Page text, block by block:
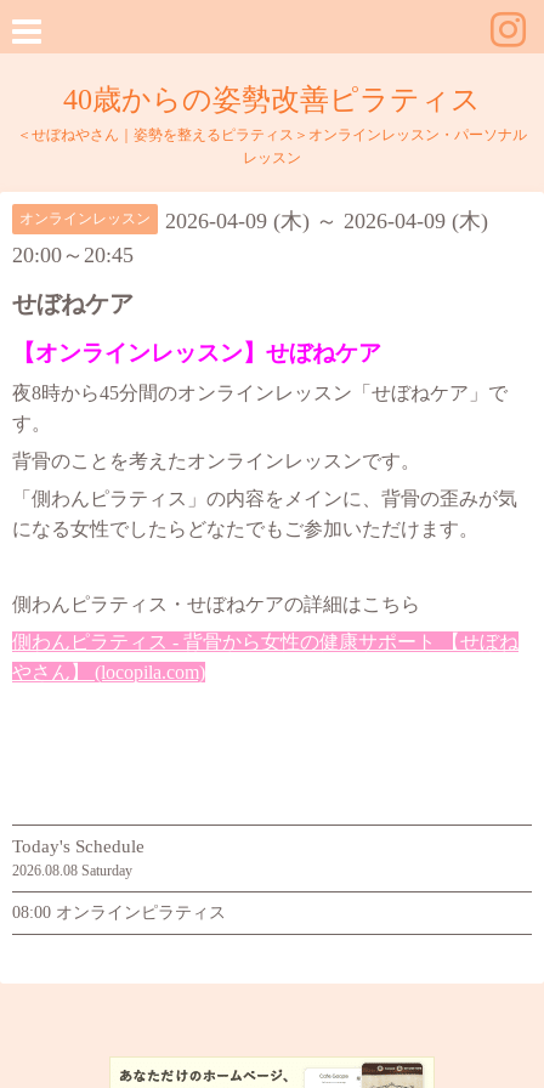
40歳からの姿勢改善ピラティス
＜せぼねやさん｜姿勢を整えるピラティス＞オンラインレッスン・パーソナル
レッスン
オンラインレッスン
2026-04-09 (木) ～ 2026-04-09 (木)
20:00～20:45
せぼねケア
【オンラインレッスン】せぼねケア
夜8時から45分間のオンラインレッスン「せぼねケア」で
す。
背骨のことを考えたオンラインレッスンです。
「側わんピラティス」の内容をメインに、背骨の歪みが気
になる女性でしたらどなたでもご参加いただけます。
側わんピラティス・せぼねケアの詳細はこちら
側わんピラティス - 背骨から女性の健康サポート 【せぼね
やさん】 (locopila.com)
Today's Schedule
2026.08.08 Saturday
08:00 オンラインピラティス